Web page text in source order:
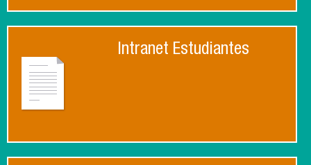
Intranet Estudiantes